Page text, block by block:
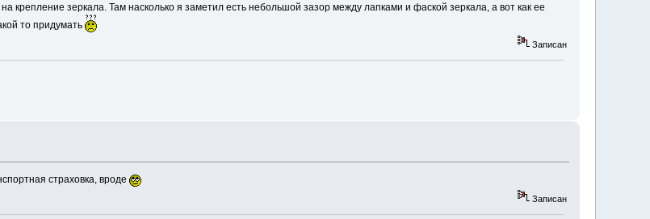
крепление зеркала. Там насколько я заметил есть небольшой зазор между лапками и фаской зеркала, а вот как ее
то придумать
Записан
страховка, вроде
Записан